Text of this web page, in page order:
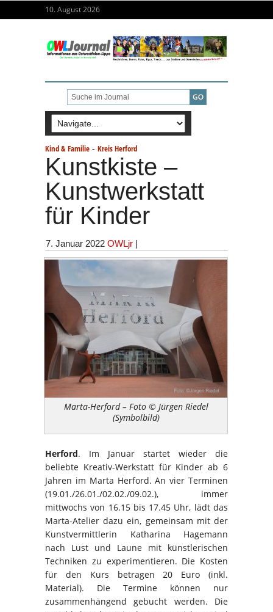
10. August 2026
Kind & Familie - Kreis Herford
Kunstkiste –
Kunstwerkstatt
für Kinder
7. Januar 2022 OWLjr |
Marta-Herford – Foto © Jürgen Riedel
(Symbolbild)
Herford. Im Januar startet wieder die
beliebte Kreativ-Werkstatt für Kinder ab 6
Jahren im Marta Herford. An vier Terminen
(19.01./26.01./02.02./09.02.), immer
mittwochs von 16.15 bis 17.45 Uhr, lädt das
Marta-Atelier dazu ein, gemeinsam mit der
Kunstvermittlerin Katharina Hagemann
nach Lust und Laune mit künstlerischen
Techniken zu experimentieren. Die Kosten
für den Kurs betragen 20 Euro (inkl.
Material). Die Termine können nur
zusammenhängend gebucht werden. Die